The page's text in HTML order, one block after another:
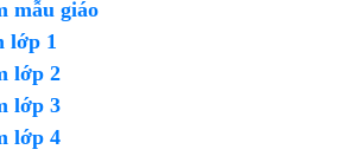
mẫu giáo
lớp 1
lớp 2
lớp 3
lớp 4